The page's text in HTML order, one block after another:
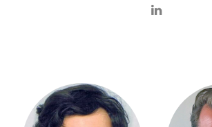
Compte
Vaillant